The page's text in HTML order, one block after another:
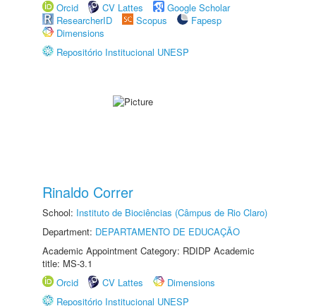
Orcid
CV Lattes
Google Scholar
ResearcherID
Scopus
Fapesp
Dimensions
Repositório Institucional UNESP
Rinaldo Correr
School: Instituto de Biociências (Câmpus de Rio Claro)
Department: DEPARTAMENTO DE EDUCAÇÃO
Academic Appointment Category: RDIDP Academic
title: MS-3.1
Orcid
CV Lattes
Dimensions
Repositório Institucional UNESP